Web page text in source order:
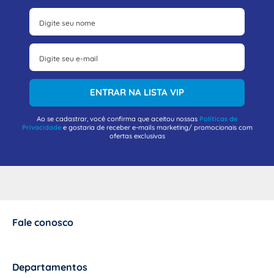
ENTRAR NA LISTA VIP
Ao se cadastrar, você confirma que aceitou nossas Políticas de
Privacidadee gostaria de receber e-mails marketing/ promocionais com
ofertas exclusivas
Fale conosco
Departamentos